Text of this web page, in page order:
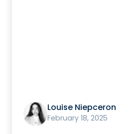
Louise Niepceron
February 18, 2025